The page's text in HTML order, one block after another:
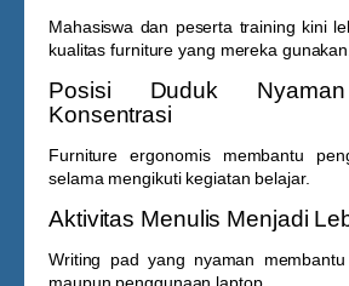
Mahasiswa dan peserta training kini
kualitas furniture yang mereka gunakan.
Posisi Duduk
Konsentrasi
Furniture ergonomis membantu
selama mengikuti kegiatan belajar.
Aktivitas Menulis Menjadi
Writing pad yang nyaman